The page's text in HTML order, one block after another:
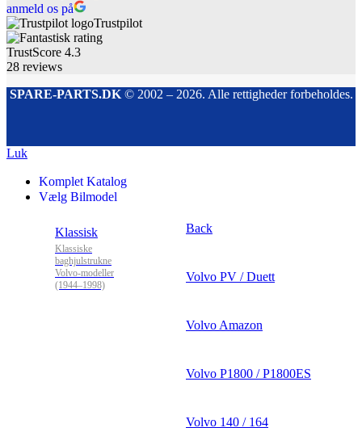
anmeld os på
Trustpilot
TrustScore 4.3
28 reviews
SPARE-PARTS.DK© 2002 – 2026. Alle rettigheder forbeholdes.
Luk
Komplet Katalog
Vælg Bilmodel
Klassisk
Klassiske
baghjulstrukne
Volvo-modeller
(1944–1998)
Back
Volvo PV / Duett
Volvo Amazon
Volvo P1800 / P1800ES
Volvo 140 / 164